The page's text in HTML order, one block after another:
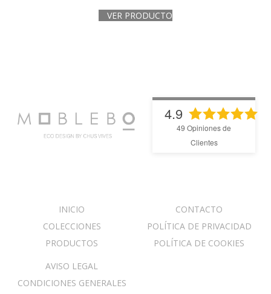
VER PRODUCTO
4.9
49 Opiniones de
Clientes
INICIO
COLECCIONES
PRODUCTOS
CONTACTO
POLÍTICA DE PRIVACIDAD
POLÍTICA DE COOKIES
AVISO LEGAL
CONDICIONES GENERALES